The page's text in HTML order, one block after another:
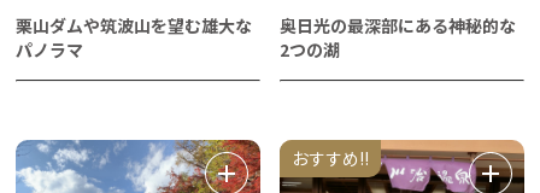
栗山ダムや筑波山を望む雄大な
パノラマ
奥日光の最深部にある神秘的な
2つの湖
おすすめ!!